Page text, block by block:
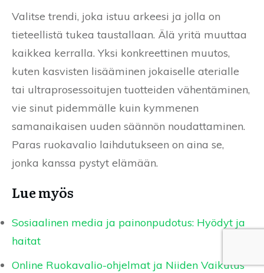
Valitse trendi, joka istuu arkeesi ja jolla on
tieteellistä tukea taustallaan. Älä yritä muuttaa
kaikkea kerralla. Yksi konkreettinen muutos,
kuten kasvisten lisääminen jokaiselle aterialle
tai ultraprosessoitujen tuotteiden vähentäminen,
vie sinut pidemmälle kuin kymmenen
samanaikaisen uuden säännön noudattaminen.
Paras ruokavalio laihdutukseen on aina se,
jonka kanssa pystyt elämään.
Lue myös
Sosiaalinen media ja painonpudotus: Hyödyt ja
haitat
Online Ruokavalio-ohjelmat ja Niiden Vaikutus